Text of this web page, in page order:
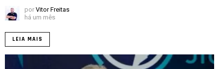
por Vitor Freitas
há um mês
LEIA MAIS